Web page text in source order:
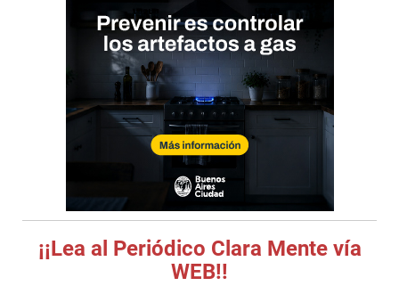
¡¡Lea al Periódico Clara Mente vía
WEB!!